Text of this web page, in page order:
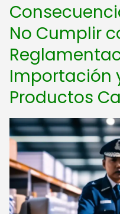
No Cumplir
Importación
Productos